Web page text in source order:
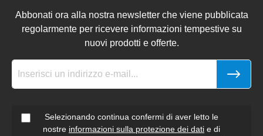
Abbonati ora alla nostra newsletter che viene pubblicata
regolarmente per ricevere informazioni tempestive su
nuovi prodotti e offerte.
Selezionando continua confermi di aver letto le
nostre informazioni sulla protezione dei dati e di